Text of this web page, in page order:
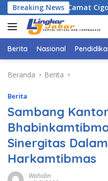
Langsung
ke
konten
Breaking News
Bersama Camat
Berita Nasional
Beranda Berita
Berita
Sambang
Sinergitas
Harkamtibmas
Wahidin